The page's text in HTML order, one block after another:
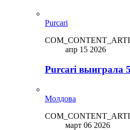
Purcari
апр 15 2026
Purcari выиграла
Молдова
март 06 2026